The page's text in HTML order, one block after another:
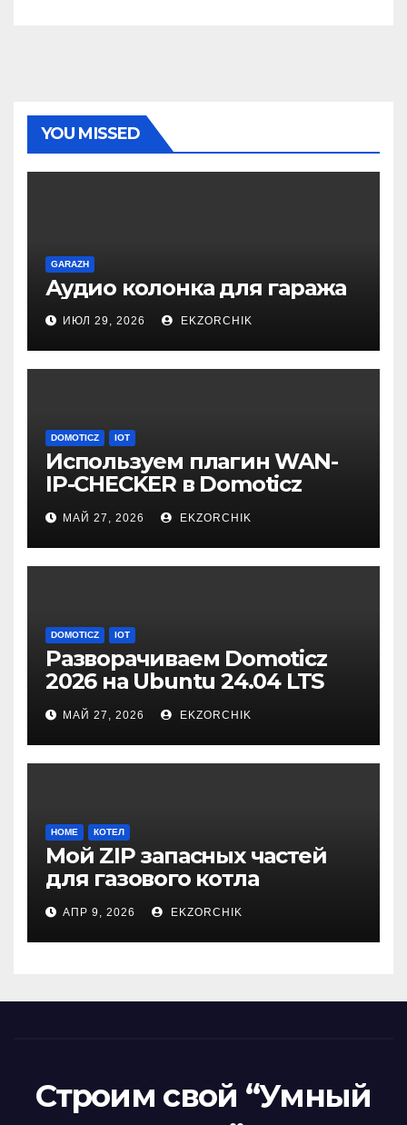
YOU MISSED
GARAZH
Аудио колонка для гаража
ИЮЛ 29, 2026 EKZORCHIK
DOMOTICZ IOT
Используем плагин WAN-
IP-CHECKER в Domoticz
2026.1
МАЙ 27, 2026 EKZORCHIK
DOMOTICZ IOT
Разворачиваем Domoticz
2026 на Ubuntu 24.04 LTS
Server
МАЙ 27, 2026 EKZORCHIK
HOME КОТЕЛ
Мой ZIP запасных частей
для газового котла
Vitopend WH1D 24кВт
АПР 9, 2026 EKZORCHIK
Строим свой “Умный